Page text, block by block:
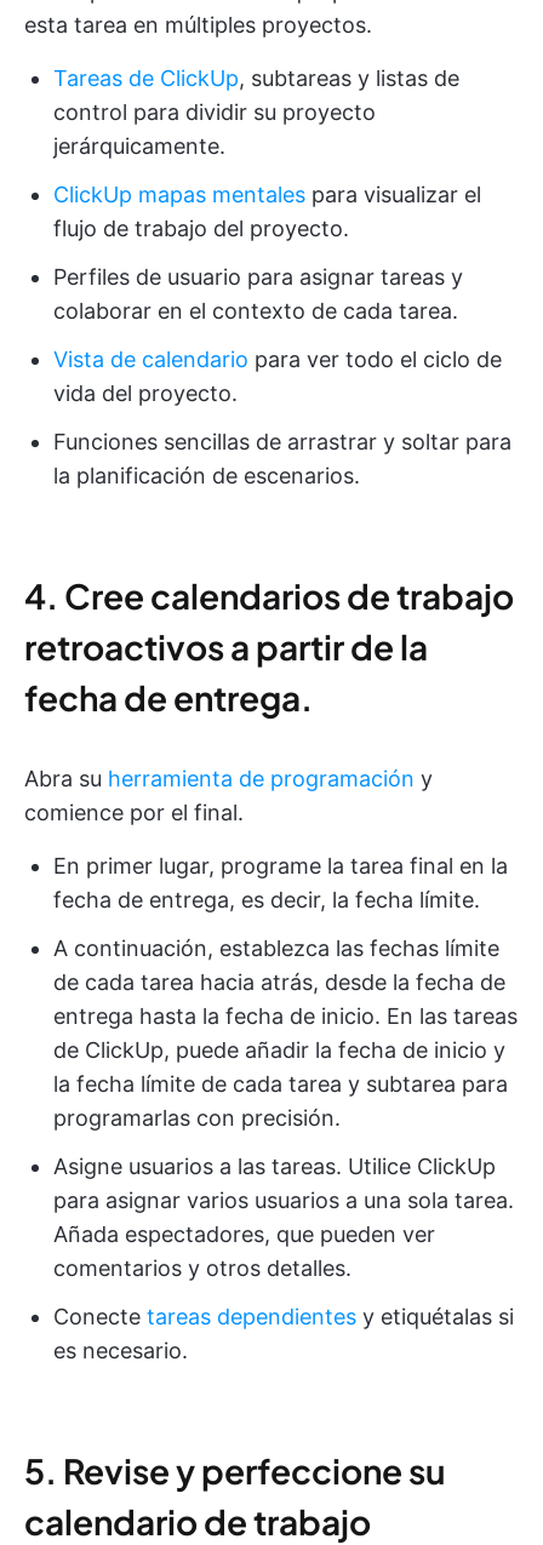
esta tarea en múltiples proyectos.
Tareas de ClickUp, subtareas y listas de
control para dividir su proyecto
jerárquicamente.
ClickUp mapas mentales para visualizar el
flujo de trabajo del proyecto.
Perfiles de usuario para asignar tareas y
colaborar en el contexto de cada tarea.
Vista de calendario para ver todo el ciclo de
vida del proyecto.
Funciones sencillas de arrastrar y soltar para
la planificación de escenarios.
4. Cree calendarios de trabajo
retroactivos a partir de la
fecha de entrega.
Abra su herramienta de programación y
comience por el final.
En primer lugar, programe la tarea final en la
fecha de entrega, es decir, la fecha límite.
A continuación, establezca las fechas límite
de cada tarea hacia atrás, desde la fecha de
entrega hasta la fecha de inicio. En las tareas
de ClickUp, puede añadir la fecha de inicio y
la fecha límite de cada tarea y subtarea para
programarlas con precisión.
Asigne usuarios a las tareas. Utilice ClickUp
para asignar varios usuarios a una sola tarea.
Añada espectadores, que pueden ver
comentarios y otros detalles.
Conecte tareas dependientes y etiquétalas si
es necesario.
5. Revise y perfeccione su
calendario de trabajo